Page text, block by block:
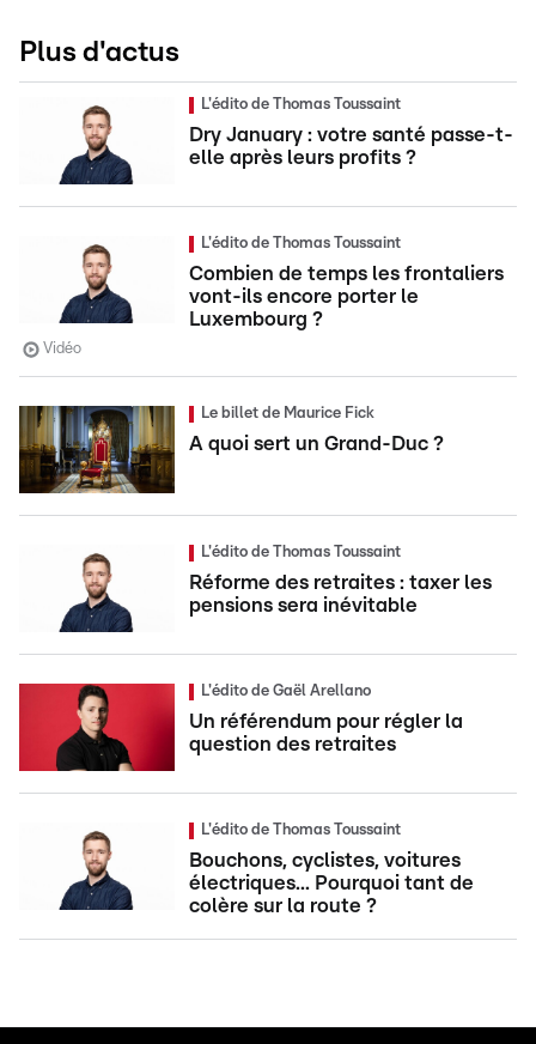
Plus d'actus
L'édito de Thomas Toussaint
Dry January : votre santé passe-t-
elle après leurs profits ?
L'édito de Thomas Toussaint
Combien de temps les frontaliers
vont-ils encore porter le
Luxembourg ?
Vidéo
Le billet de Maurice Fick
A quoi sert un Grand-Duc ?
L'édito de Thomas Toussaint
Réforme des retraites : taxer les
pensions sera inévitable
L'édito de Gaël Arellano
Un référendum pour régler la
question des retraites
L'édito de Thomas Toussaint
Bouchons, cyclistes, voitures
électriques... Pourquoi tant de
colère sur la route ?